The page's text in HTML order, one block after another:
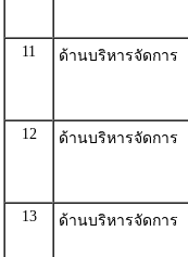
11 ด้านบริหารจัดการ
12 ด้านบริหารจัดการ
13 ด้านบริหารจัดการ